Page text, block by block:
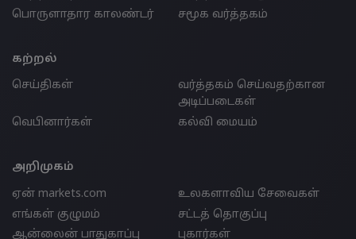
பொருளாதார காலண்டர்
சமூக வர்த்தகம்
கற்றல்
செய்திகள்
வர்த்தகம் செய்வதற்கான
அடிப்படைகள்
வெபினார்கள்
கல்வி மையம்
அறிமுகம்
ஏன் markets.com
உலகளாவிய சேவைகள்
எங்கள் குழுமம்
சட்டத் தொகுப்பு
ஆன்லைன் பாதுகாப்பு
புகார்கள்